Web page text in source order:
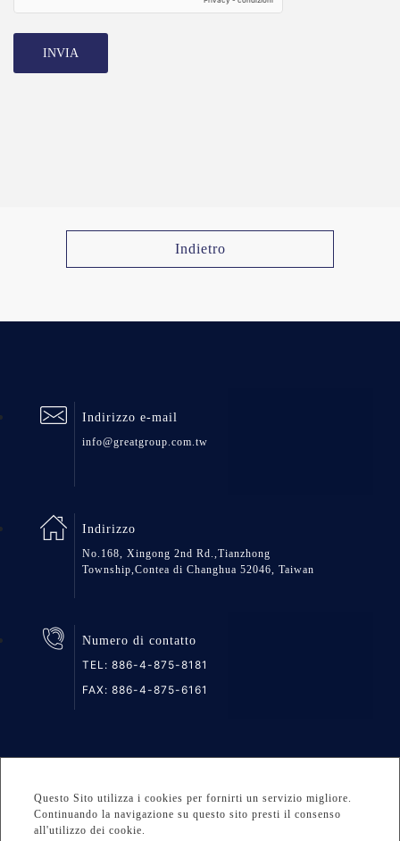
INVIA
Indietro
Questo Sito utilizza i cookies per fornirti un servizio migliore.
Continuando la navigazione su questo sito presti il consenso
all'utilizzo dei cookie.
Indirizzo e-mail
info@greatgroup.com.tw
Indirizzo
No.168, Xingong 2nd Rd.,Tianzhong
Township,Contea di Changhua 52046, Taiwan
Numero di contatto
TEL: 886-4-875-8181
FAX: 886-4-875-6161
Copyright © 2026 GREAT GROUP MEDICAL CO., LTD. All